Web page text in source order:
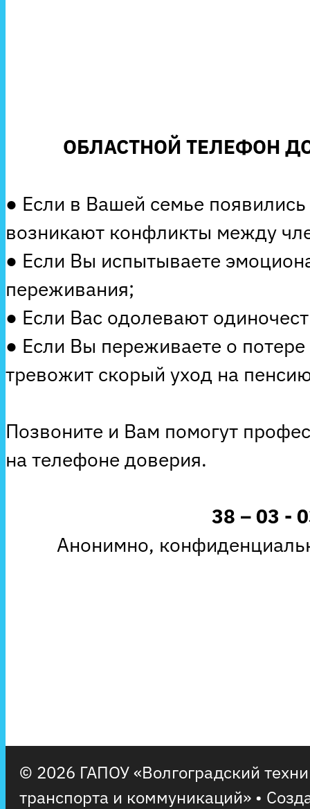
ОБЛАСТНОЙ ТЕЛЕФОН
● Если в Вашей семье
возникают конфликты между
● Если Вы испытываете
переживания;
● Если Вас одолевают
● Если Вы переживаете о
тревожит скорый уход на
Позвоните и Вам помогут
на телефоне доверия.
38 – 03 -
Анонимно,
© 2026 ГАПОУ «Волгоградский
транспорта и коммуникаций» •